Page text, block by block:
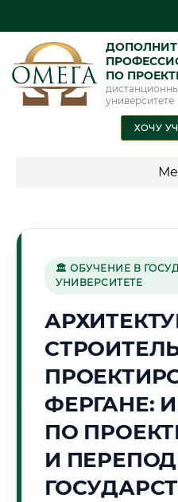
ПО
университете
ХОЧУ
Г.
Погода в г. Фергана:🌤️
🌅 Восход: 05:18
🏛 ОБУЧЕНИЕ В
УНИВЕРСИТЕТЕ
ФЕРГАНЕ:
ПО
И